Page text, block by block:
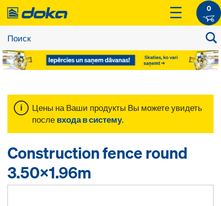
0
Цены на Ваши продукты Вы можете увидеть
после входа в систему.
Construction fence round
3.50x1.96m